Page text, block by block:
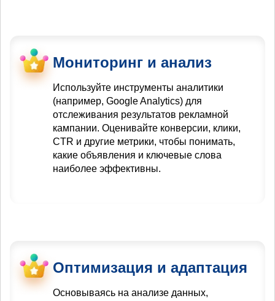
Мониторинг и анализ
Используйте инструменты аналитики
(например, Google Analytics) для
отслеживания результатов рекламной
кампании. Оценивайте конверсии, клики,
CTR и другие метрики, чтобы понимать,
какие объявления и ключевые слова
наиболее эффективны.
Оптимизация и адаптация
Основываясь на анализе данных,